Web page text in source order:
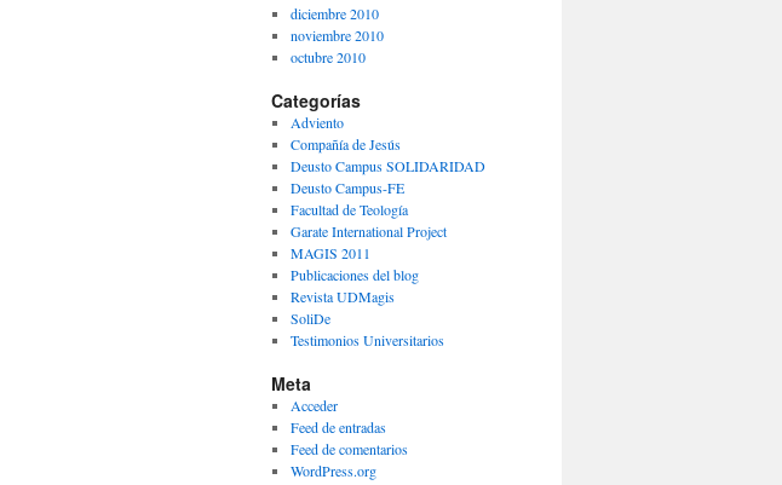
diciembre 2010
noviembre 2010
octubre 2010
Categorías
Adviento
Compañía de Jesús
Deusto Campus SOLIDARIDAD
Deusto Campus-FE
Facultad de Teología
Garate International Project
MAGIS 2011
Publicaciones del blog
Revista UDMagis
SoliDe
Testimonios Universitarios
Meta
Acceder
Feed de entradas
Feed de comentarios
WordPress.org